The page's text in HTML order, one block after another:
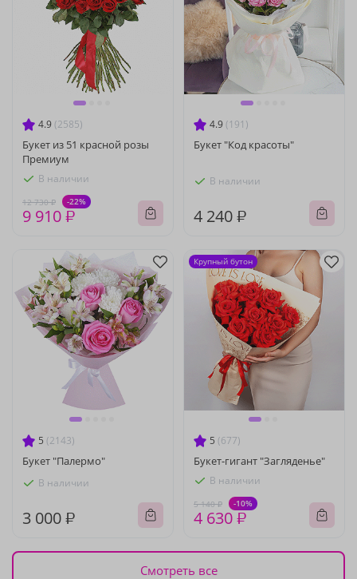
4.9 (2585)
Букет из 51 красной розы
Премиум
В наличии
12 730 ₽ -22%
9 910 ₽
4.9 (191)
Букет "Код красоты"
В наличии
4 240 ₽
5 (2143)
Букет "Палермо"
В наличии
3 000 ₽
5 (677)
Букет-гигант "Загляденье"
В наличии
5 140 ₽ -10%
4 630 ₽
Крупный бутон
Смотреть все